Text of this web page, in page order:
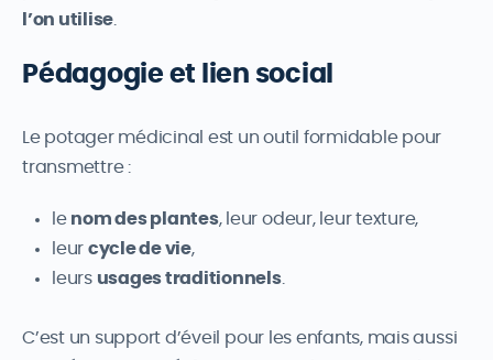
l’on utilise
Pédagogie et lien social
Le potager médicinal est un outil formidable pour
transmettre :
le nom des plantes, leur odeur, leur texture,
leur cycle de vie,
leurs usages traditionnels.
C’est un support d’éveil pour les enfants, mais aussi